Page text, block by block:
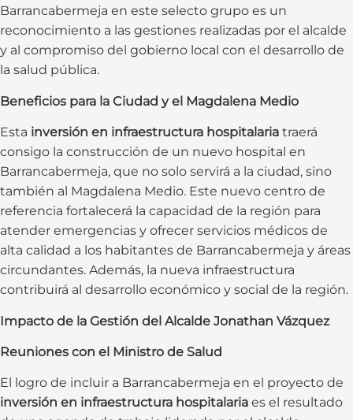
Barrancabermeja en este selecto grupo es un
reconocimiento a las gestiones realizadas por el alcalde
y al compromiso del gobierno local con el desarrollo de
la salud pública.
Beneficios para la Ciudad y el Magdalena Medio
Esta inversión en infraestructura hospitalaria traerá
consigo la construcción de un nuevo hospital en
Barrancabermeja, que no solo servirá a la ciudad, sino
también al Magdalena Medio. Este nuevo centro de
referencia fortalecerá la capacidad de la región para
atender emergencias y ofrecer servicios médicos de
alta calidad a los habitantes de Barrancabermeja y áreas
circundantes. Además, la nueva infraestructura
contribuirá al desarrollo económico y social de la región.
Impacto de la Gestión del Alcalde Jonathan Vázquez
Reuniones con el Ministro de Salud
El logro de incluir a Barrancabermeja en el proyecto de
inversión en infraestructura hospitalaria es el resultado